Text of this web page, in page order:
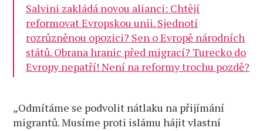
Salvini zakládá novou alianci: Chtějí
reformovat Evropskou unii. Sjednotí
rozrůzněnou opozici? Sen o Evropě národních
států. Obrana hranic před migrací? Turecko do
Evropy nepatří! Není na reformy trochu pozdě?
„Odmítáme se podvolit nátlaku na přijímání
migrantů. Musíme proti islámu hájit vlastní